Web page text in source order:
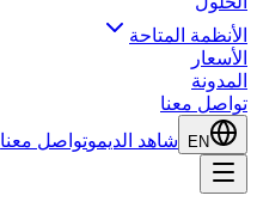
الأنظمة المتاحة
الأسعار
المدونة
تواصل معنا
EN شاهد الديموتواصل معنا